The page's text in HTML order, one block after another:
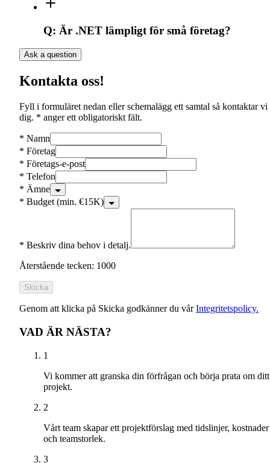
Q: Är .NET lämpligt för små företag?
Ask a question
Kontakta oss!
Fyll i formuläret nedan eller schemalägg ett samtal så kontaktar vi
dig. * anger ett obligatoriskt fält.
* Namn
* Företag
* Företags-e-post
* Telefon
* Ämne
* Budget (min. €15K)
* Beskriv dina behov i detalj.
Återstående tecken: 1000
Skicka
Genom att klicka på Skicka godkänner du vårIntegritetspolicy.
VAD ÄR NÄSTA?
1
Vi kommer att granska din förfrågan och börja prata om ditt
projekt.
2
Vårt team skapar ett projektförslag med tidslinjer, kostnader
och teamstorlek.
3